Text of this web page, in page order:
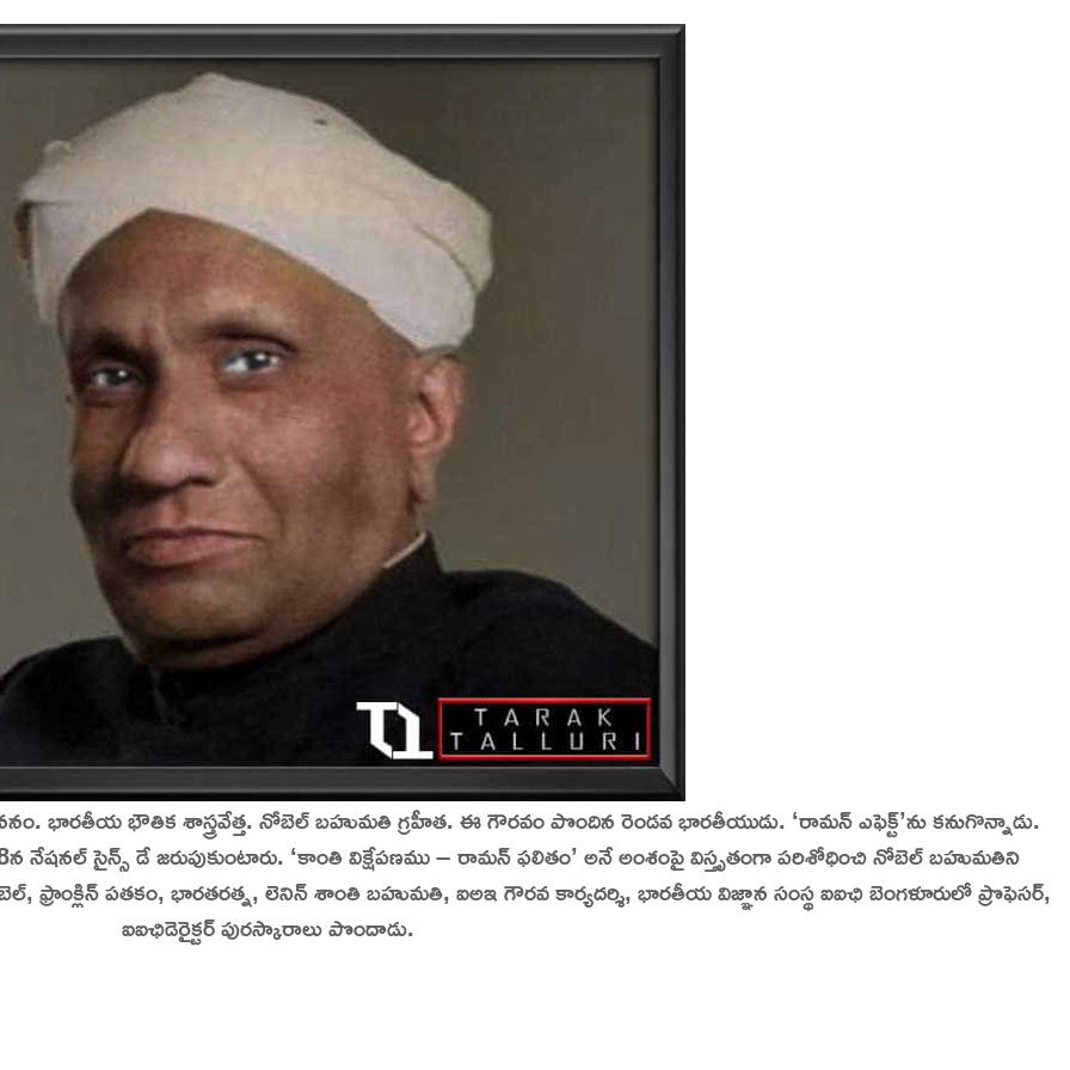
| Today in India | What Happened Today in India | Charitralo eroju | charitra lo eroju |
భారతీయ భౌతిక శాస్త్రవేత్త. నోబెల్ బహుమతి గ్రహీత. ఈ గౌరవం పొందిన రెండవ భారతీయుడు. ‘రామన్‌ ఎఫెక్ట్‌’ను కనుగొన్నాడు.
నేషనల్ సైన్స్ డే జరుపుకుంటారు. ‘కాంతి విక్షేపణము – రామన్ ఫలితం’ అనే అంశంపై విస్తృతంగా పరిశోధించి నోబెల్ బహుమతిని
పతకం, భారతరత్న, లెనిన్ శాంతి బహుమతి, ఐఅఇ గౌరవ కార్యదర్శి, భారతీయ విజ్ఞాన సంస్థ ఐఐఛి బెంగళూరులో ప్రొఫెసర్,
ఐఐఛిడెరైక్టర్ పురస్కారాలు పొందాడు.